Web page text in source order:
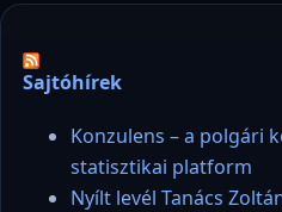
Sajtóhírek
Konzulens – a polgári
statisztikai platform
Nyílt levél Tanács